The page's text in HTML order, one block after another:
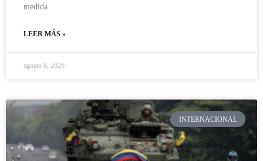
medida
LEER MÁS »
agosto 8, 2026
INTERNACIONAL